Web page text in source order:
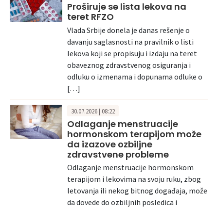
Proširuje se lista lekova na
teret RFZO
Vlada Srbije donela je danas rešenje o
davanju saglasnosti na pravilnik o listi
lekova koji se propisuju i izdaju na teret
obaveznog zdravstvenog osiguranja i
odluku o izmenama i dopunama odluke o
[…]
30.07.2026 | 08:22
Odlaganje menstruacije
hormonskom terapijom može
da izazove ozbiljne
zdravstvene probleme
Odlaganje menstruacije hormonskom
terapijom i lekovima na svoju ruku, zbog
letovanja ili nekog bitnog događaja, može
da dovede do ozbiljnih posledica i